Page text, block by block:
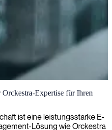
die eine
Optimierung Ihrer E-Commerce-
digitale Transformation und das
Expertise für Ihren
ist eine leistungsstarke E-
Lösung wie Orckestra